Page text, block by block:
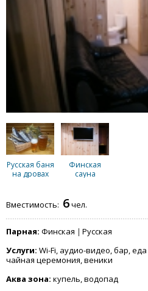
Русская баня
на дровах
Финская
сауна
Вместимость: 6чел.
Парная: Финская
Русская
Услуги: Wi-Fi, аудио-видео, бар,
чайная церемония, веники
Аква зона: купель, водопад